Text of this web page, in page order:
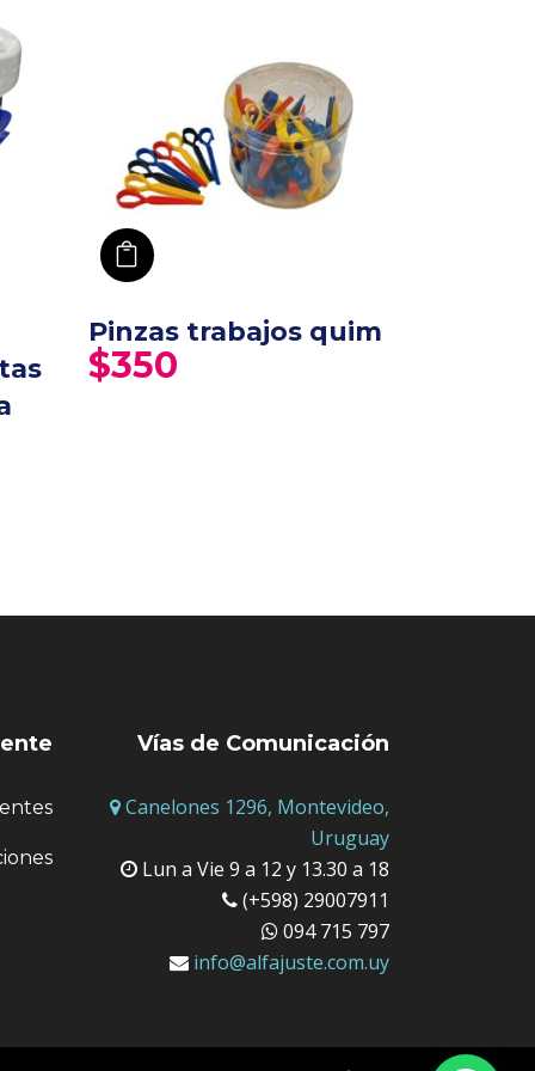
Pinzas trabajos quim
$350
Vías de Comunicación
Canelones 1296, Montevideo,
Uruguay
Lun a Vie 9 a 12 y 13.30 a 18
(+598) 29007911
094 715 797
info@alfajuste.com.uy